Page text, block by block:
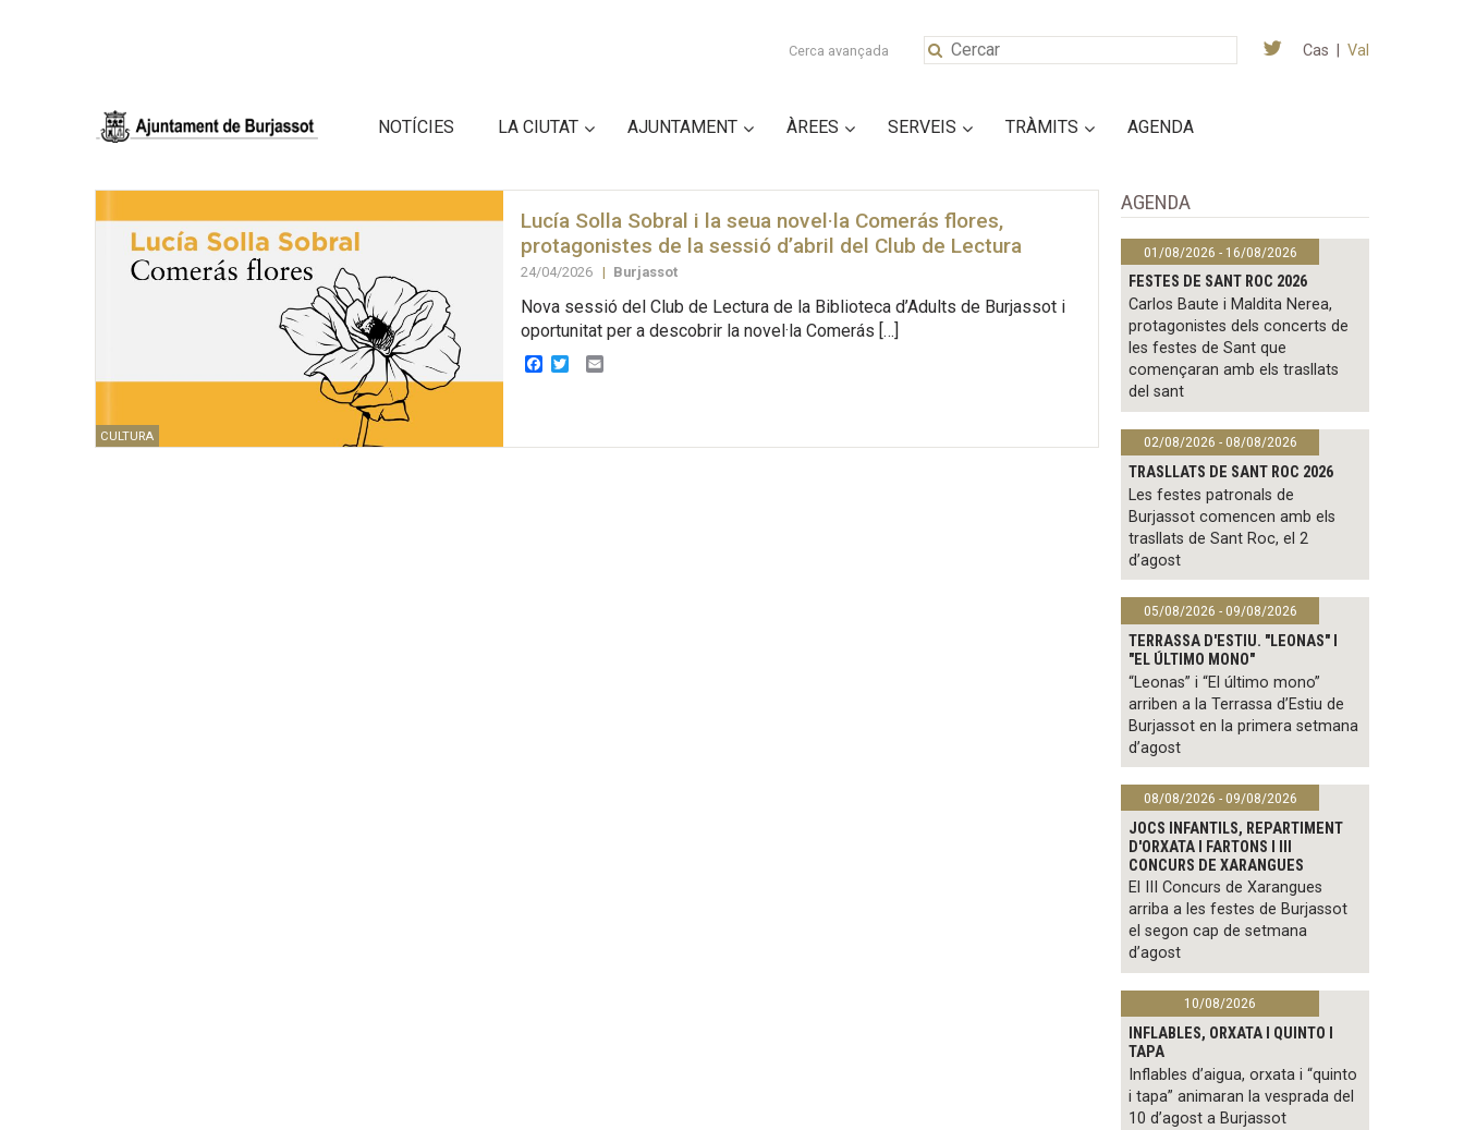
Cerca avançada Cas Val
NOTÍCIES LA CIUTAT AJUNTAMENT ÀREES SERVEIS TRÀMITS AGENDA
CULTURA
Lucía Solla Sobral i la seua novel·la Comerás flores,
protagonistes de la sessió d’abril del Club de Lectura
24/04/2026 | Burjassot
Nova sessió del Club de Lectura de la Biblioteca d’Adults de Burjassot i
oportunitat per a descobrir la novel·la Comerás […]
Facebook
TwitterEmail
AGENDA
01/08/2026 - 16/08/2026
FESTES DE SANT ROC 2026
Carlos Baute i Maldita Nerea,
protagonistes dels concerts de
les festes de Sant que
començaran amb els trasllats
del sant
02/08/2026 - 08/08/2026
TRASLLATS DE SANT ROC 2026
Les festes patronals de
Burjassot comencen amb els
trasllats de Sant Roc, el 2
d’agost
05/08/2026 - 09/08/2026
TERRASSA D'ESTIU. "LEONAS" I
"EL ÚLTIMO MONO"
“Leonas” i “El último mono”
arriben a la Terrassa d’Estiu de
Burjassot en la primera setmana
d’agost
08/08/2026 - 09/08/2026
JOCS INFANTILS, REPARTIMENT
D'ORXATA I FARTONS I III
CONCURS DE XARANGUES
El III Concurs de Xarangues
arriba a les festes de Burjassot
el segon cap de setmana
d’agost
10/08/2026
INFLABLES, ORXATA I QUINTO I
TAPA
Inflables d’aigua, orxata i “quinto
i tapa” animaran la vesprada del
10 d’agost a Burjassot